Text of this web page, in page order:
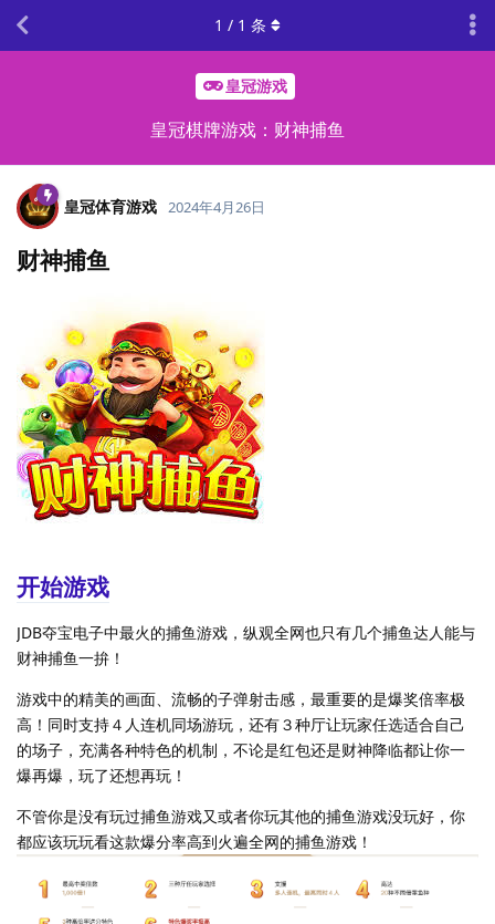
皇冠游戏
皇冠棋牌游戏：财神捕鱼
1 / 1 条
皇冠体育游戏 2024年4月26日
财神捕鱼
开始游戏
JDB夺宝电子中最火的捕鱼游戏，纵观全网也只有几个捕鱼达人能与
财神捕鱼一拚！
游戏中的精美的画面、流畅的子弹射击感，最重要的是爆奖倍率极
高！同时支持４人连机同场游玩，还有３种厅让玩家任选适合自己
的场子，充满各种特色的机制，不论是红包还是财神降临都让你一
爆再爆，玩了还想再玩！
不管你是没有玩过捕鱼游戏又或者你玩其他的捕鱼游戏没玩好，你
都应该玩玩看这款爆分率高到火遍全网的捕鱼游戏！